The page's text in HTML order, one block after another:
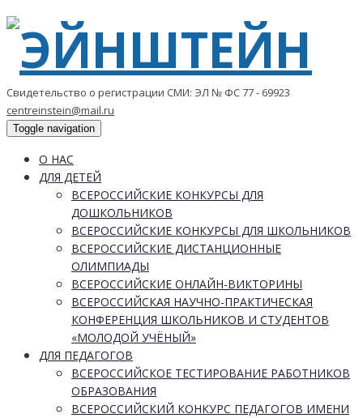
Свидетельство о регистрации СМИ: ЭЛ № ФС 77 - 69923
centreinstein@mail.ru
Toggle navigation
О НАС
ДЛЯ ДЕТЕЙ
ВСЕРОССИЙСКИЕ КОНКУРСЫ ДЛЯ
ДОШКОЛЬНИКОВ
ВСЕРОССИЙСКИЕ КОНКУРСЫ ДЛЯ ШКОЛЬНИКОВ
ВСЕРОССИЙСКИЕ ДИСТАНЦИОННЫЕ
ОЛИМПИАДЫ
ВСЕРОССИЙСКИЕ ОНЛАЙН-ВИКТОРИНЫ
ВСЕРОССИЙСКАЯ НАУЧНО-ПРАКТИЧЕСКАЯ
КОНФЕРЕНЦИЯ ШКОЛЬНИКОВ И СТУДЕНТОВ
«МОЛОДОЙ УЧЁНЫЙ»
ДЛЯ ПЕДАГОГОВ
ВСЕРОССИЙСКОЕ ТЕСТИРОВАНИЕ РАБОТНИКОВ
ОБРАЗОВАНИЯ
ВСЕРОССИЙСКИЙ КОНКУРС ПЕДАГОГОВ ИМЕНИ